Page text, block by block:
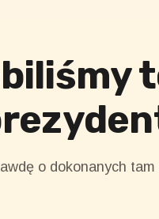
o dokonanych